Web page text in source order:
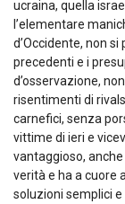
ucraina, quella
l’elementare
d’Occidente, non
precedenti e i
d’osservazione,
risentimenti di
carnefici, senza
vittime di ieri e
vantaggioso,
verità e ha a cuore
soluzioni semplici